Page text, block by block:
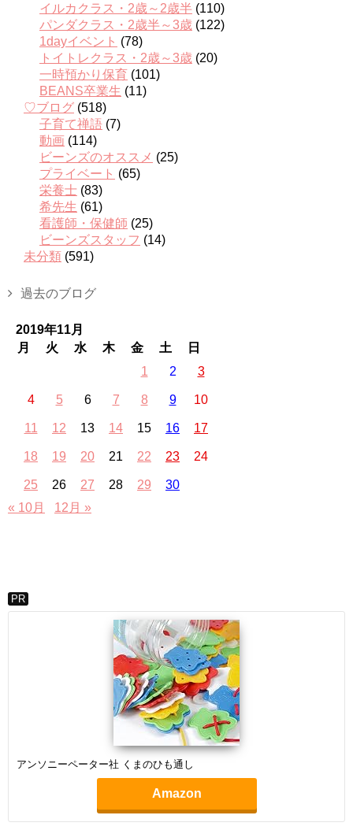
イルカクラス・2歳～2歳半 (110)
パンダクラス・2歳半～3歳 (122)
1dayイベント (78)
トイトレクラス・2歳～3歳 (20)
一時預かり保育 (101)
BEANS卒業生 (11)
♡ブログ (518)
子育て禅語 (7)
動画 (114)
ビーンズのオススメ (25)
プライベート (65)
栄養士 (83)
希先生 (61)
看護師・保健師 (25)
ビーンズスタッフ (14)
未分類 (591)
過去のブログ
2019年11月
月
火 水 木 金 土
日
1
2 3
4 5 6 7 8 9 10
11 12 13 14 15 16 17
18 19 20 21 22 23 24
25 26 27 28 29
30
« 10月
12月 »
PR
アンソニーペーター社 くまのひも通し
Amazon